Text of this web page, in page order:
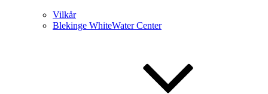
Vilkår
Blekinge WhiteWater Center